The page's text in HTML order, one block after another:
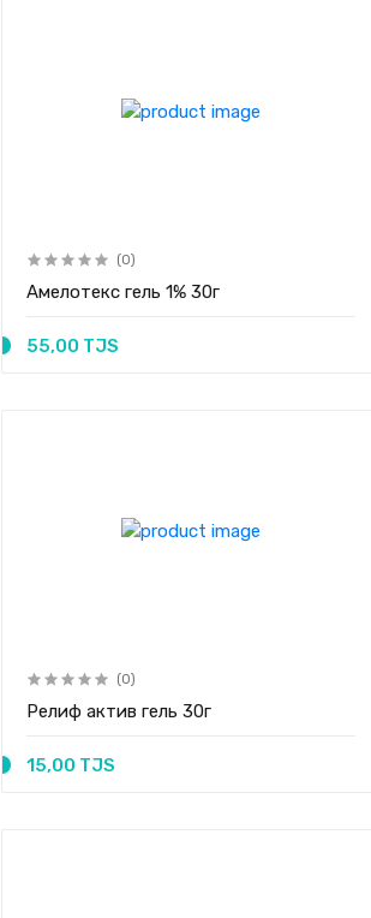
(0)
Амелотекс гель 1% 30г
55,00 TJS
(0)
Релиф актив гель 30г
15,00 TJS